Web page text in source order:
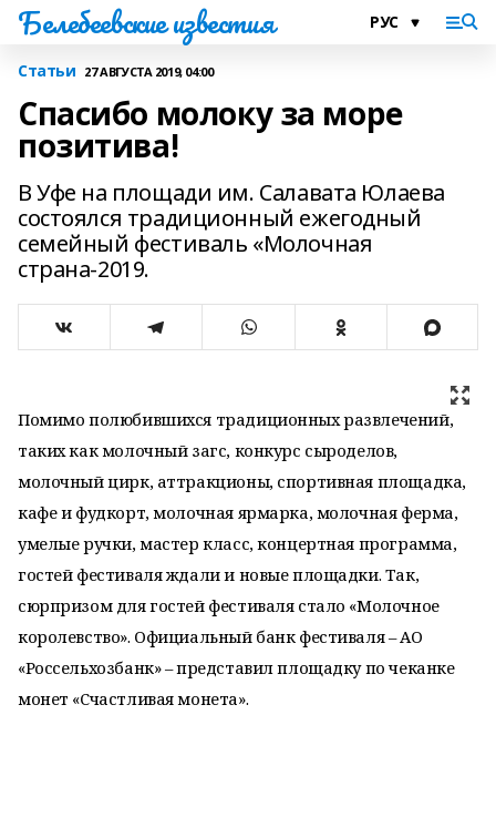
Белебеевские известия
Статьи 27 АВГУСТА 2019, 04:00
Спасибо молоку за море
позитива!
В Уфе на площади им. Салавата Юлаева
состоялся традиционный ежегодный
семейный фестиваль «Молочная
страна-2019.
Помимо полюбившихся традиционных развлечений,
таких как молочный загс, конкурс сыроделов,
молочный цирк, аттракционы, спортивная площадка,
кафе и фудкорт, молочная ярмарка, молочная ферма,
умелые ручки, мастер класс, концертная программа,
гостей фестиваля ждали и новые площадки. Так,
сюрпризом для гостей фестиваля стало «Молочное
королевство». Официальный банк фестиваля – АО
«Россельхозбанк» – представил площадку по чеканке
монет «Счастливая монета».